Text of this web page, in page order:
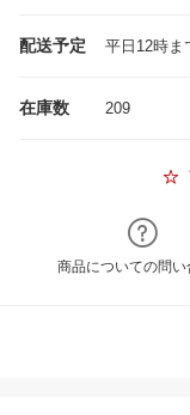
配送予定 平日12時ま
在庫数 209
商品についての問い